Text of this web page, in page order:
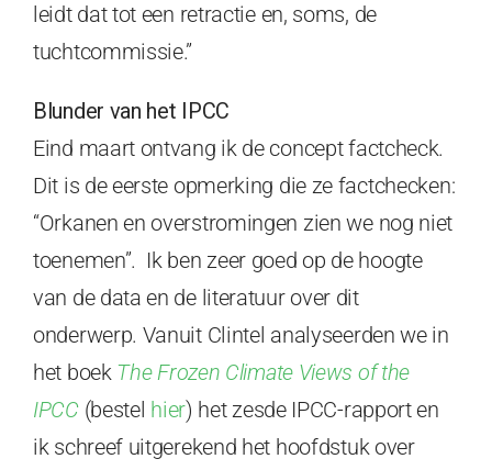
leidt dat tot een retractie en, soms, de
tuchtcommissie.”
Blunder van het IPCC
Eind maart ontvang ik de concept factcheck.
Dit is de eerste opmerking die ze factchecken:
“Orkanen en overstromingen zien we nog niet
toenemen”. Ik ben zeer goed op de hoogte
van de data en de literatuur over dit
onderwerp. Vanuit Clintel analyseerden we in
het boek The Frozen Climate Views of the
IPCC(bestel hier) het zesde IPCC-rapport en
ik schreef uitgerekend het hoofdstuk over